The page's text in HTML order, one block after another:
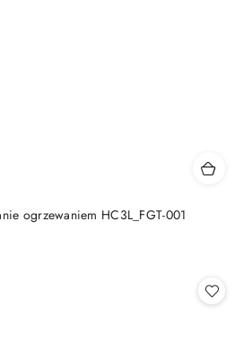
ogrzewaniem HC3L_FGT-001